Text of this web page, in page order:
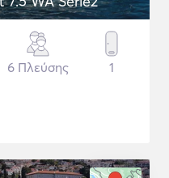
6 Πλεύσης 1